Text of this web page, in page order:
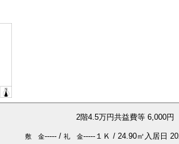
2階4.5万円共益費等6,000円
敷 金-----/ 礼 金-----１Ｋ / 24.90㎡ 入居日